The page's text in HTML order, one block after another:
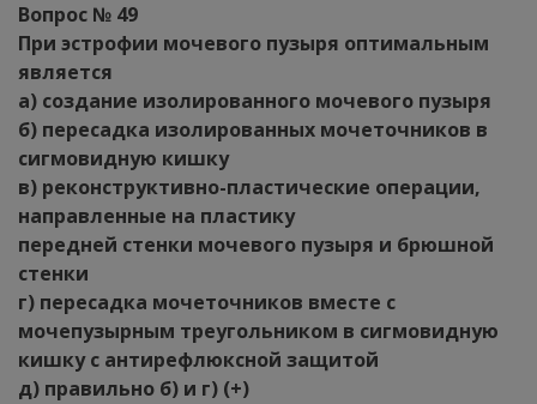
Вопрос № 49
При эстрофии мочевого пузыря оптимальным
является
а) создание изолированного мочевого пузыря
б) пересадка изолированных мочеточников в
сигмовидную кишку
в) реконструктивно-пластические операции,
направленные на пластику
передней стенки мочевого пузыря и брюшной
стенки
г) пересадка мочеточников вместе с
мочепузырным треугольником в сигмовидную
кишку с антирефлюксной защитой
д) правильно б) и г) (+)